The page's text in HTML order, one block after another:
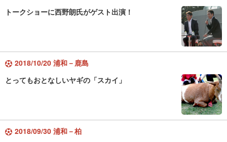
トークショーに西野朗氏がゲスト出演！
2018/10/20 浦和－鹿島
とってもおとなしいヤギの「スカイ」
2018/09/30 浦和－柏